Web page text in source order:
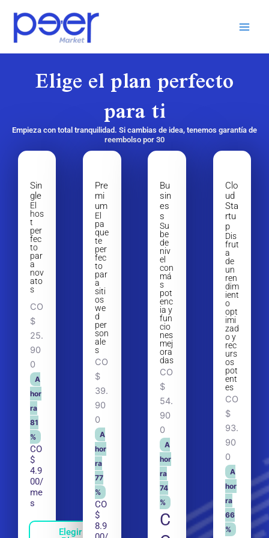
contenido
Elige el plan perfecto
para ti
Empieza con total tranquilidad. Si cambias de idea, tenemos garantía de
reembolso por 30
Sin
gle
El
hos
t
per
fec
to
par
a
nov
ato
s
CO
$
25.
90
0
A
hor
ra
81
%
CO
$
4.9
00/
me
s
Elegir
Pre
mi
um
El
pa
que
te
per
fec
to
par
a
siti
os
we
d
per
son
ale
s
CO
$
39.
90
0
A
hor
ra
77
%
CO
$
8.9
Bu
sin
es
s
Su
be
de
niv
el
con
má
s
pot
enc
ia y
fun
cio
nes
mej
ora
das
CO
$
54.
90
0
A
hor
ra
74
%
C
Clo
ud
Sta
rtu
p
Dis
frut
a
de
un
ren
dim
ient
o
opt
imi
zad
o y
rec
urs
os
pot
ent
es
CO
$
93.
90
0
A
hor
ra
66
%